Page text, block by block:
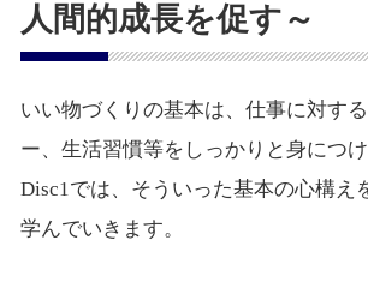
人間的成長を促す～
いい物づくりの基本は、仕事に対す
ー、生活習慣等をしっかりと身につけ
Disc1では、そういった基本の心構え
学んでいきます。